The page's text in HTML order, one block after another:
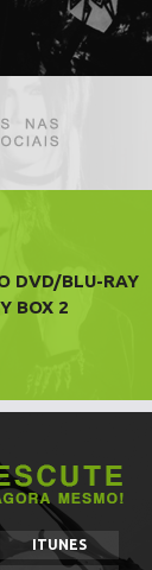
DVD/BLU-RAY
BOX 2
ITUNES